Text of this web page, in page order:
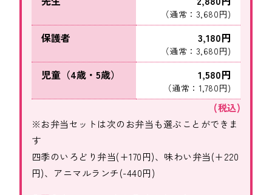
（通常：3,680円)
保護者 3,180円
（通常：3,680円)
児童（4歳・5歳） 1,580円
（通常：1,780円)
(税込)
※お弁当セットは次のお弁当も選ぶことができま
す
四季のいろどり弁当(+170円)、味わい弁当(+220
円)、アニマルランチ(-440円)